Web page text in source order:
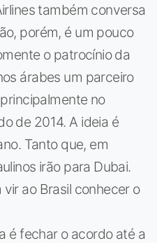
também conversa
porém, é um pouco
o patrocínio da
árabes um parceiro
no
de 2014. A ideia é
Tanto que, em
irão para Dubai.
ao Brasil conhecer o
é fechar o acordo até a